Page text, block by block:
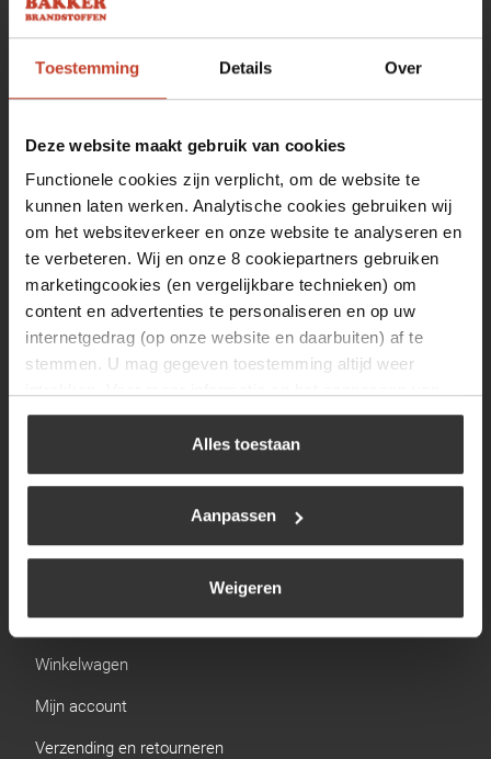
Toestemming Details Over
Deze website maakt gebruik van cookies
Functionele cookies zijn verplicht, om de website te
kunnen laten werken. Analytische cookies gebruiken wij
om het websiteverkeer en onze website te analyseren en
te verbeteren. Wij en onze 8 cookiepartners gebruiken
marketingcookies (en vergelijkbare technieken) om
content en advertenties te personaliseren en op uw
internetgedrag (op onze website en daarbuiten) af te
stemmen. U mag gegeven toestemming altijd weer
uw keuze op onze website verwijzen wij u naar ons
Alles toestaan
Aanpassen
Weigeren
Maandag
Woensdag
Donderdag
08:00 tot 17:00
Vrijdag
08:00 tot 17:00
Zaterdag
09:30 tot 12:00
Zondag
Gesloten
Navigatie
BBQ
Brandstoffen
Verwarming
Links
Winkelwagen
Mijn account
Verzending en retourneren